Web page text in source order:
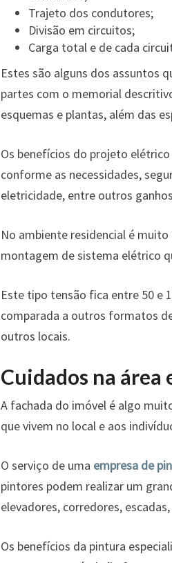
Trajeto dos condutores;
Divisão em circuitos;
Carga total e de cada
Estes são alguns dos assuntos
partes com o memorial
esquemas e plantas, além das
Os benefícios do projeto
conforme as necessidades,
eletricidade, entre outros
No ambiente residencial é
montagem de sistema elétrico
Este tipo tensão fica entre 50 e
comparada a outros formatos
outros locais.
Cuidados na área
A fachada do imóvel é algo
que vivem no local e aos
O serviço de uma empresa de
pintores podem realizar um
elevadores, corredores,
Os benefícios da pintura